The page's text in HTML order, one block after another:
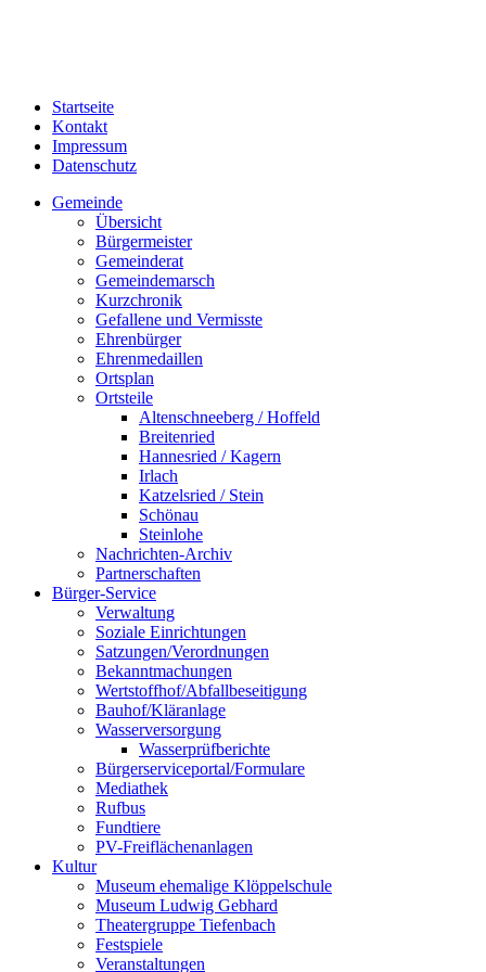
Startseite
Kontakt
Impressum
Datenschutz
Gemeinde
Übersicht
Bürgermeister
Gemeinderat
Gemeindemarsch
Kurzchronik
Gefallene und Vermisste
Ehrenbürger
Ehrenmedaillen
Ortsplan
Ortsteile
Altenschneeberg / Hoffeld
Breitenried
Hannesried / Kagern
Irlach
Katzelsried / Stein
Schönau
Steinlohe
Nachrichten-Archiv
Partnerschaften
Bürger-Service
Verwaltung
Soziale Einrichtungen
Satzungen/Verordnungen
Bekanntmachungen
Wertstoffhof/Abfallbeseitigung
Bauhof/Kläranlage
Wasserversorgung
Wasserprüfberichte
Bürgerserviceportal/Formulare
Mediathek
Rufbus
Fundtiere
PV-Freiflächenanlagen
Kultur
Museum ehemalige Klöppelschule
Museum Ludwig Gebhard
Theatergruppe Tiefenbach
Festspiele
Veranstaltungen